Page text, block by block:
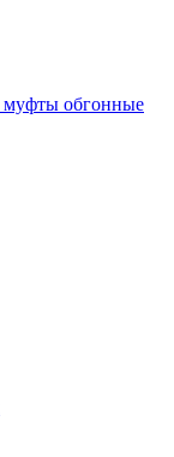
муфты обгонные